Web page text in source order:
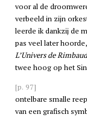
voor al de
verbeeld in zijn
leerde ik dankzij de
pas veel later
L’Univers de
twee hoog op het
[p. 97]
ontelbare smalle
van een grafisch